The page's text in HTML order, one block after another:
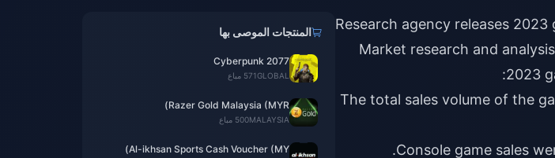
[Research agency releases
the United States is "NBA 2K24"] Market
1. The total sales volume of the
المنتجات الموصى بها
Cyberpunk 2077
GLOBAL571 مباع
Razer Gold Malaysia (MYR)
MALAYSIA500 مباع
Al-ikhsan Sports Cash Voucher (MY)